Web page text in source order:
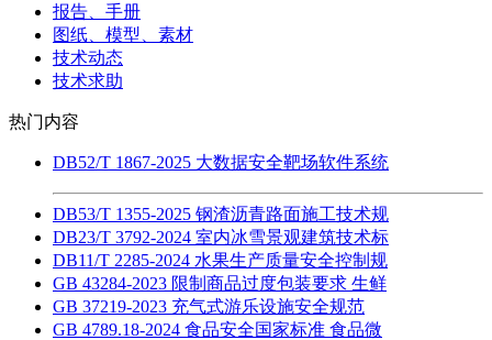
报告、手册
图纸、模型、素材
技术动态
技术求助
热门内容
DB52/T 1867-2025 大数据安全靶场软件系统
DB53/T 1355-2025 钢渣沥青路面施工技术规
DB23/T 3792-2024 室内冰雪景观建筑技术标
DB11/T 2285-2024 水果生产质量安全控制规
GB 43284-2023 限制商品过度包装要求 生鲜
GB 37219-2023 充气式游乐设施安全规范
GB 4789.18-2024 食品安全国家标准 食品微